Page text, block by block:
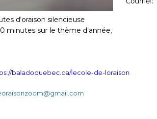
d'oraison silencieuse
minutes sur le thème d'année,
baladoquebec.ca/lecole-de-loraison